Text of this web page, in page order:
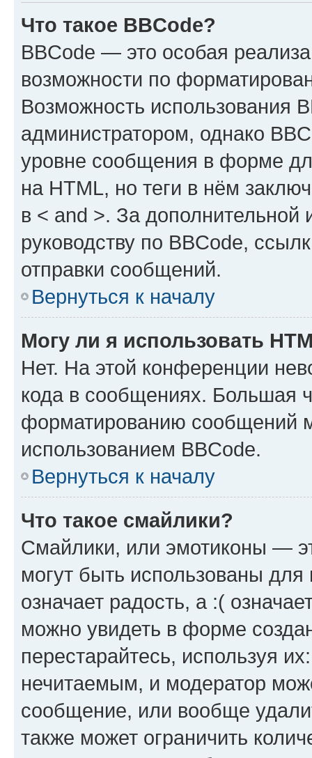
Что такое BBCode?
BBCode — это особая
возможности по
Возможность использования
администратором, однако
уровне сообщения в форме
на HTML, но теги в нём
в < and >. За
руководству по BBCode,
отправки сообщений.
Вернуться к началу
Могу ли я использовать
Нет. На этой конференции
кода в сообщениях. Большая
форматированию сообщений
использованием BBCode.
Вернуться к началу
Что такое смайлики?
Смайлики, или эмотиконы —
могут быть использованы
означает радость, а :(
можно увидеть в форме
перестарайтесь, используя
нечитаемым, и модератор
сообщение, или вообще
также может ограничить